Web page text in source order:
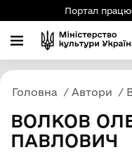
Портал
Головна Автори
ВОЛКОВ
ПАВЛОВИЧ